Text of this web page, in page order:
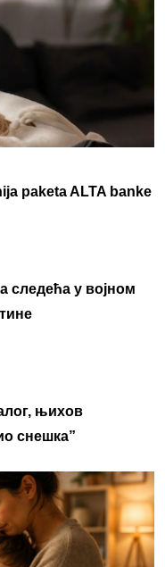
paketa ALTA banke
следећа у војном
њихов
снешка”